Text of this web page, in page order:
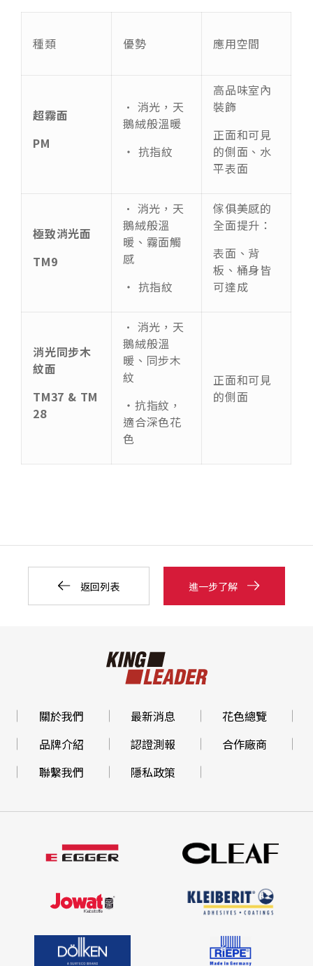
種類 優勢 應用空間
超霧面
PM
• 消光，天
鵝絨般溫暖
‧ 抗指紋
高品味室內
裝飾
正面和可見
的側面、水
平表面
極致消光面
TM9
• 消光，天
鵝絨般溫
暖、霧面觸
感
‧ 抗指紋
傢俱美感的
全面提升：
表面、背
板、桶身皆
可達成
消光同步木
紋面
TM37 & TM
28
• 消光，天
鵝絨般溫
暖、同步木
紋
‧抗指紋，
適合深色花
色
正面和可見
的側面
返回列表 進一步了解
關於我們 最新消息
花色總覽
品牌介紹
認證測報
合作廠商
聯繫我們
隱私政策